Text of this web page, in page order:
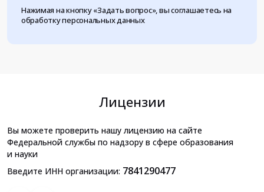
Нажимая на кнопку «Задать вопрос», вы соглашаетесь на
обработку персональных данных
Лицензии
Вы можете проверить нашу лицензию на сайте
Федеральной службы по надзору в сфере образования
и науки
Введите ИНН организации: 7841290477